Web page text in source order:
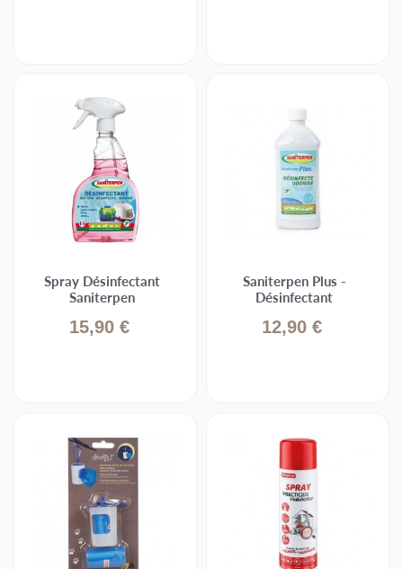
Spray Désinfectant
Saniterpen
15,90 €
Saniterpen Plus -
Désinfectant
12,90 €